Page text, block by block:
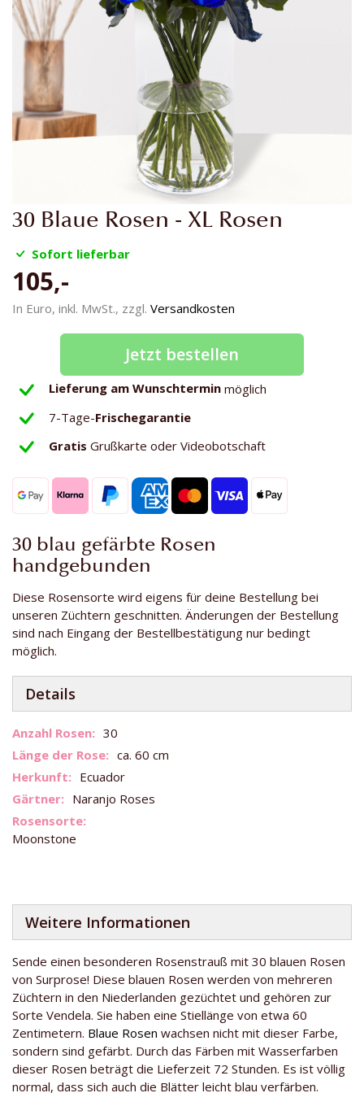
30 Blaue Rosen - XL Rosen
Sofort lieferbar
105,-
In Euro, inkl. MwSt., zzgl. Versandkosten
Jetzt bestellen
Lieferung am Wunschtermin möglich
7-Tage-Frischegarantie
Gratis Grußkarte oder Videobotschaft
30 blau gefärbte Rosen
handgebunden
Diese Rosensorte wird eigens für deine Bestellung bei
unseren Züchtern geschnitten. Änderungen der Bestellung
sind nach Eingang der Bestellbestätigung nur bedingt
möglich.
Details
Weitere
Informationen
30
ca. 60 cm
Ecuador
Naranjo Roses
Moonstone
Weitere Informationen
Sende einen besonderen Rosenstrauß mit 30 blauen Rosen
von Surprose! Diese blauen Rosen werden von mehreren
Züchtern in den Niederlanden gezüchtet und gehören zur
Sorte Vendela. Sie haben eine Stiellänge von etwa 60
Zentimetern. Blaue Rosen wachsen nicht mit dieser Farbe,
sondern sind gefärbt. Durch das Färben mit Wasserfarben
dieser Rosen beträgt die Lieferzeit 72 Stunden. Es ist völlig
normal, dass sich auch die Blätter leicht blau verfärben.
Zum
Anfang
der
springen